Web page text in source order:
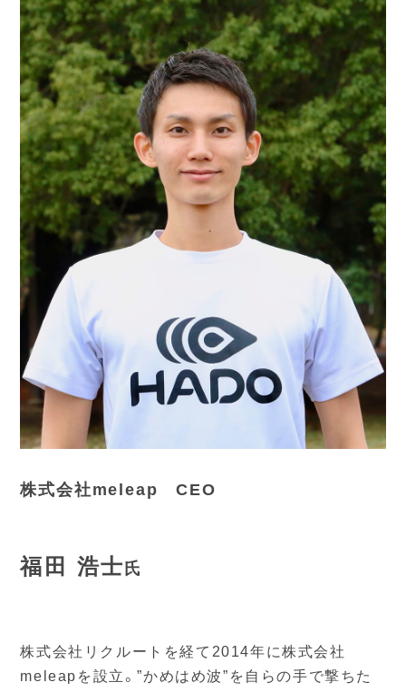
株式会社meleap CEO
福田 浩士 氏
株式会社リクルートを経て2014年に株式会社
meleapを設立。”かめはめ波”を自らの手で撃ちた